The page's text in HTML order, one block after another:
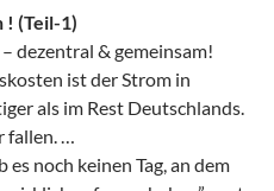
! (Teil-1)
dezentral & gemeinsam!
ist der Strom in
als im Rest Deutschlands.
fallen. …
noch keinen Tag, an dem